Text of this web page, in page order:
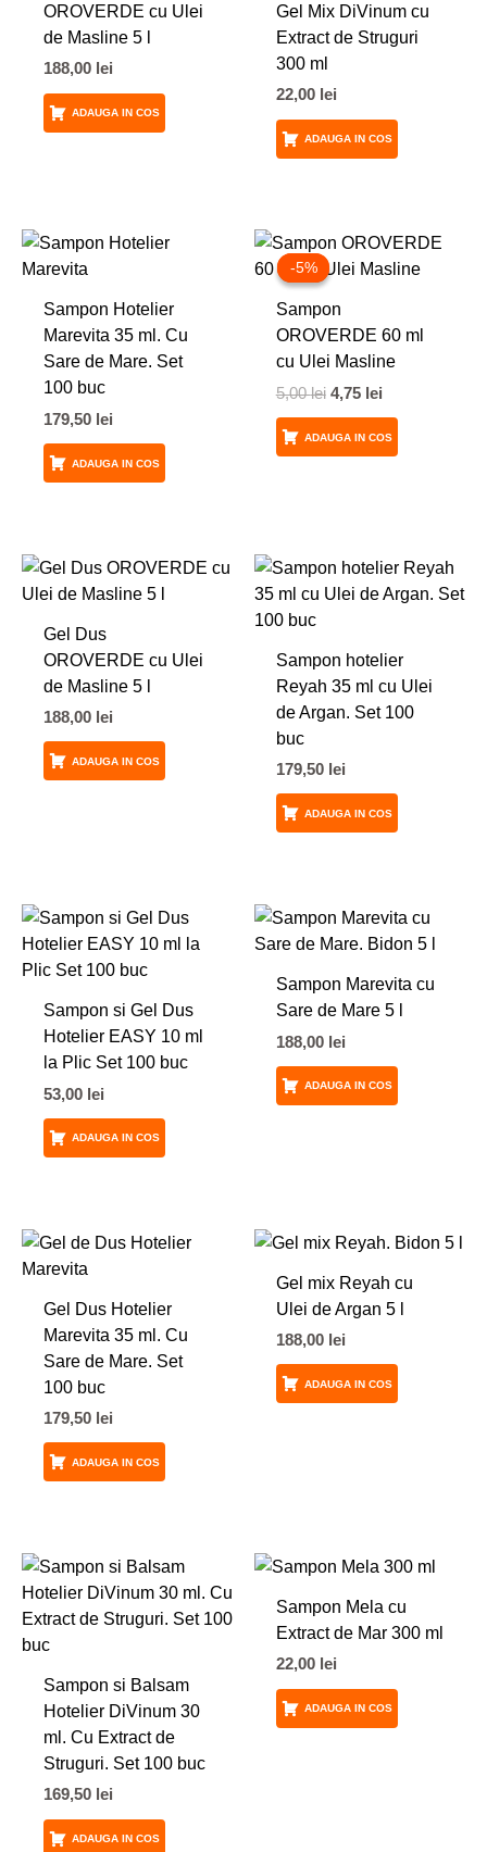
OROVERDE cu Ulei
de Masline 5 l
188,00 lei
ADAUGA IN COS
Gel Mix DiVinum cu
Extract de Struguri
300 ml
22,00 lei
ADAUGA IN COS
Sampon Hotelier
Marevita 35 ml. Cu
Sare de Mare. Set
100 buc
179,50 lei
ADAUGA IN COS
-5%
-5%
Sampon
OROVERDE 60 ml
cu Ulei Masline
5,00lei
Prețul
inițial
a
5,00 lei.
4,75 lei
Prețul
curent
este:
ADAUGA IN COS
Gel Dus
OROVERDE cu Ulei
de Masline 5 l
188,00 lei
ADAUGA IN COS
Sampon hotelier
Reyah 35 ml cu Ulei
de Argan. Set 100
buc
179,50 lei
ADAUGA IN COS
Sampon si Gel Dus
Hotelier EASY 10 ml
la Plic Set 100 buc
53,00 lei
ADAUGA IN COS
Sampon Marevita cu
Sare de Mare 5 l
188,00 lei
ADAUGA IN COS
Gel Dus Hotelier
Marevita 35 ml. Cu
Sare de Mare. Set
100 buc
179,50 lei
ADAUGA IN COS
Gel mix Reyah cu
Ulei de Argan 5 l
188,00 lei
ADAUGA IN COS
Sampon si Balsam
Hotelier DiVinum 30
ml. Cu Extract de
Struguri. Set 100 buc
169,50 lei
ADAUGA IN COS
Sampon Mela cu
Extract de Mar 300 ml
22,00 lei
ADAUGA IN COS